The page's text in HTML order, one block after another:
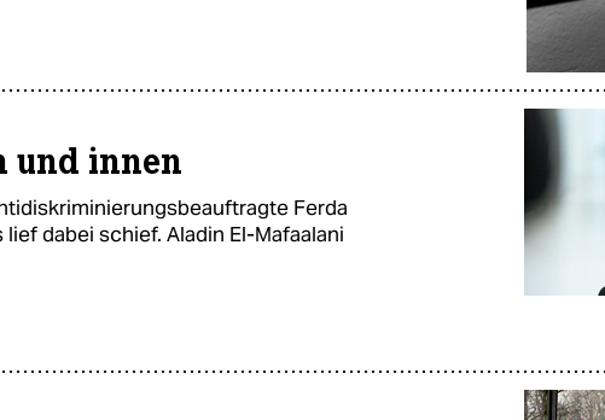
und innen
Ferda
dabei schief. Aladin El-Mafaalani